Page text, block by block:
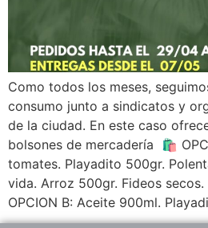
Como todos los meses,
consumo junto a sindicatos y
de la ciudad. En este caso
bolsones de mercadería 🛍️
tomates. Playadito 500gr.
vida. Arroz 500gr. Fideos
OPCION B: Aceite 900ml.